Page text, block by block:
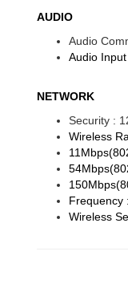
AUDIO
Audio
Audio
NETWORK
Security :
Wireless
Frequency
Wireless